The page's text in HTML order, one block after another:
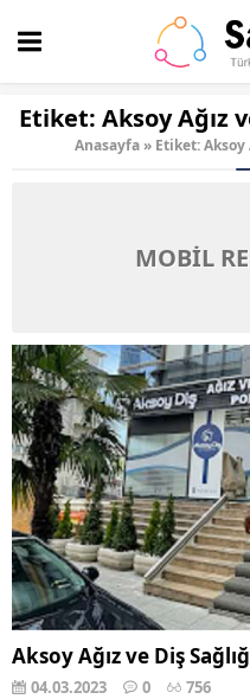
Etiket: Aksoy Ağız
Anasayfa» Etiket: Aksoy
MOBİL
Aksoy Ağız ve Diş
04.03.2023 0 756